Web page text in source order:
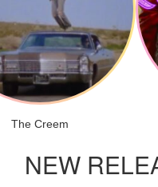
The Creem
NEW